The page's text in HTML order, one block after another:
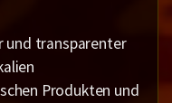
und transparenter
Produkten und